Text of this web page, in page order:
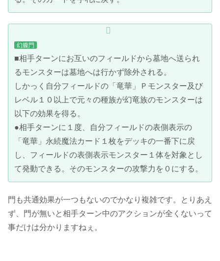
幻朧門
■相手ターンにお互いのフィールドから墓地へ送られ
るモンスターは墓地へは行かず除外される。
しかっく自分フィールドの「竜華」Ｐモンスター及び
レベル１０以上で元々の種族が幻竜族のモンスターは
以下の効果を得る。
●相手ターンに１度、自分フィールドの表側表示の
「竜華」永続魔法カード１枚をデッキの一番下に戻
し、フィールドの表側表示モンスター１体を対象とし
て発動できる。そのモンスターの攻撃力を０にする。
門も共通効果が一つもないのでかなり複雑です。とりあえ
ず、門が無いと相手ターン中のアクションが全くないって
事だけは分かりますねぇ。